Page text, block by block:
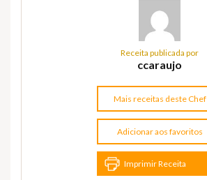
Receita publicada por
ccaraujo
Mais receitas deste Chef
Adicionar aos favoritos
Imprimir Receita